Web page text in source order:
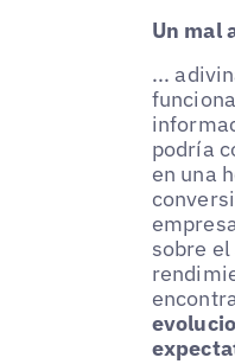
Un mal
...
podría
en una
sobre